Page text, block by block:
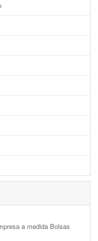
a medida Bolsas